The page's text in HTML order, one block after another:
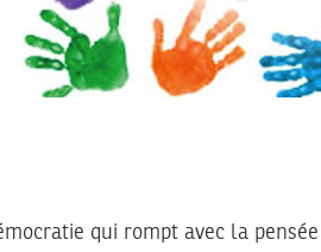
qui rompt avec la